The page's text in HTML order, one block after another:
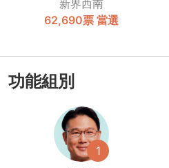
新界西南
62,690票 當選
功能組別
1